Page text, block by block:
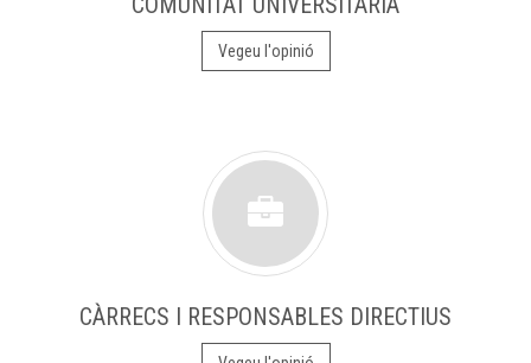
Vegeu l'opinió
CÀRRECS I RESPONSABLES DIRECTIUS